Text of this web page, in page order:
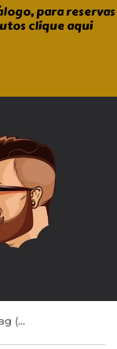
para reservas
clique aqui
Vapefly - Mime's Accessories Bag (Bolsa)